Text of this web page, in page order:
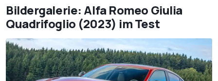
Bildergalerie: Alfa Romeo Giulia
Quadrifoglio (2023) im Test